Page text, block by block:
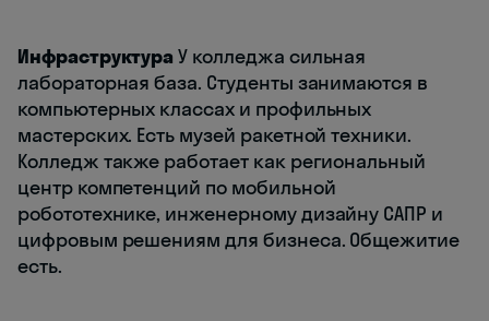
ИнфраструктураУ колледжа сильная
лабораторная база. Студенты занимаются в
компьютерных классах и профильных
мастерских. Есть музей ракетной техники.
Колледж также работает как региональный
центр компетенций по мобильной
робототехнике, инженерному дизайну САПР и
цифровым решениям для бизнеса. Общежитие
есть.